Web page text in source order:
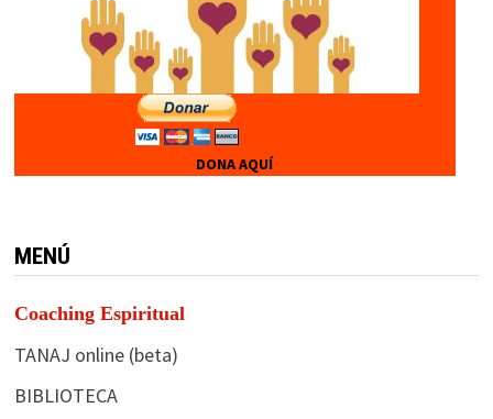
DONA AQUÍ
MENÚ
Coaching Espiritual
TANAJ online (beta)
BIBLIOTECA